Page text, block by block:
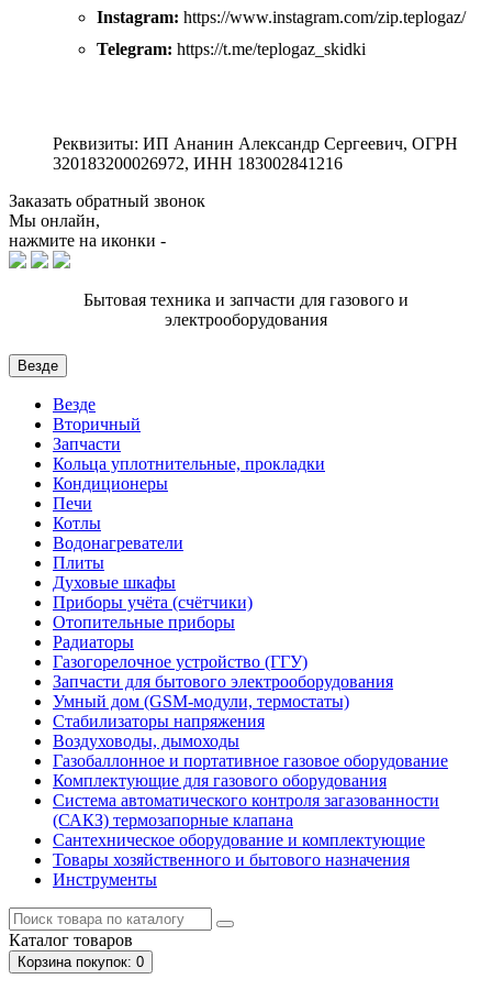
Instagram: https://www.instagram.com/zip.teplogaz/
Telegram: https://t.me/teplogaz_skidki
Реквизиты: ИП Ананин Александр Сергеевич, ОГРН
320183200026972, ИНН 183002841216
Заказать обратный звонок
Мы онлайн,
нажмите на иконки -
Бытовая техника и запчасти для газового и
электрооборудования
Везде
Везде
Вторичный
Запчасти
Кольца уплотнительные, прокладки
Кондиционеры
Печи
Котлы
Водонагреватели
Плиты
Духовые шкафы
Приборы учёта (счётчики)
Отопительные приборы
Радиаторы
Газогорелочное устройство (ГГУ)
Запчасти для бытового электрооборудования
Умный дом (GSM-модули, термостаты)
Cтабилизаторы напряжения
Воздуховоды, дымоходы
Газобаллонное и портативное газовое оборудование
Комплектующие для газового оборудования
Система автоматического контроля загазованности
(САКЗ) термозапорные клапана
Сантехническое оборудование и комплектующие
Товары хозяйственного и бытового назначения
Инструменты
Каталог товаров
Корзинапокупок: 0